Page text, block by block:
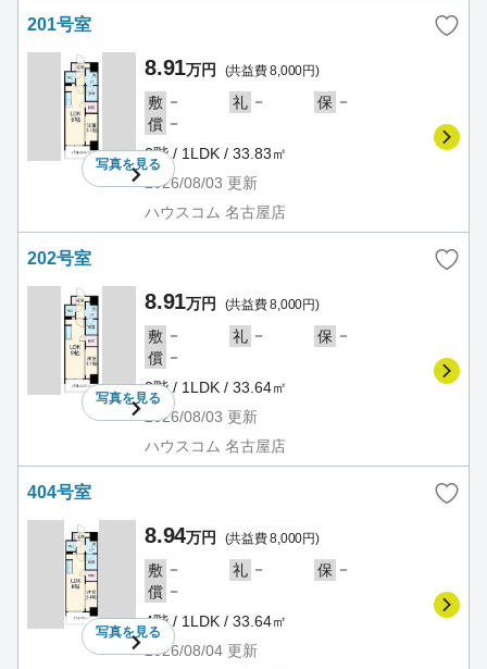
201号室
写真を見る
8.91万円 (共益費 8,000円)
敷 － 礼 － 保 －
償 －
2階 / 1LDK / 33.83㎡
2026/08/03 更新
ハウスコム 名古屋店
202号室
写真を見る
8.91万円 (共益費 8,000円)
敷 － 礼 － 保 －
償 －
2階 / 1LDK / 33.64㎡
2026/08/03 更新
ハウスコム 名古屋店
404号室
写真を見る
8.94万円 (共益費 8,000円)
敷 － 礼 － 保 －
償 －
4階 / 1LDK / 33.64㎡
2026/08/04 更新